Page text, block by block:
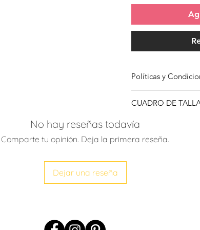
Políticas y
Compra has clic
CUADRO DE
TALLA
No hay reseñas todavía
Comparte tu opinión. Deja la primera reseña.
Dejar una reseña